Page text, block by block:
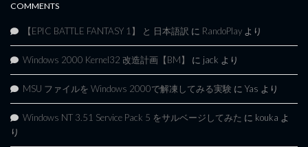
COMMENTS
【EPIC BATTLE FANTASY 1】 と 日本語訳 に RandoPlay より
Windows 2000 Kernel32 改造計画【BM】 に jack より
MSU ファイルを Windows 2000で解凍してみる実験 に Yas より
Windows NT 3.51 Service Pack 5 をサルベージしてみた に kouka よ
り